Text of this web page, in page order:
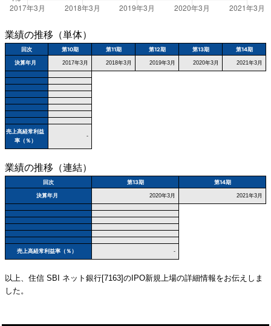
業績の推移（単体）
回次 第10期 第11期 第12期 第13期 第14期
決算年月 2017年3月 2018年3月 2019年3月 2020年3月 2021年3月
売上高経常利益
率（％）
-
業績の推移（連結）
回次 第13期 第14期
決算年月 2020年3月 2021年3月
売上高経常利益率（％） -
以上、住信 SBI ネット銀行[7163]のIPO新規上場の詳細情報をお伝えしま
した。